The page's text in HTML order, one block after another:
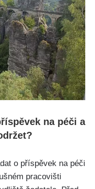
na péči a
o příspěvek na péči
pracovišti